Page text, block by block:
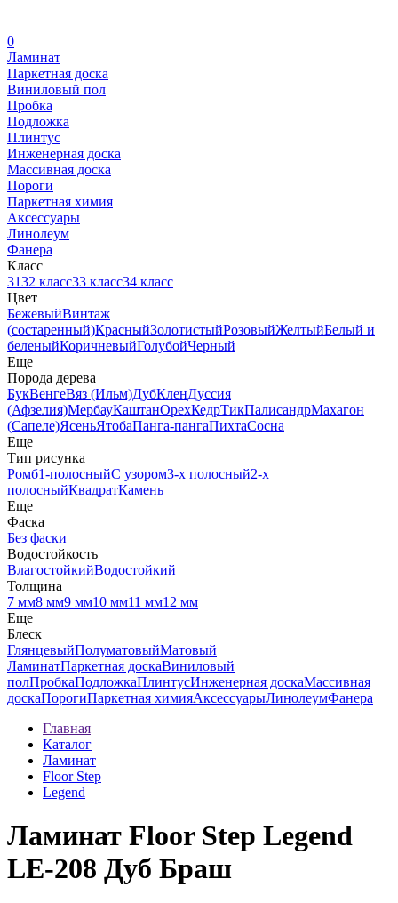
0
Ламинат
Паркетная доска
Виниловый пол
Пробка
Подложка
Плинтус
Инженерная доска
Массивная доска
Пороги
Паркетная химия
Аксессуары
Линолеум
Фанера
Класс
3132 класс33 класс34 класс
Цвет
БежевыйВинтаж
(состаренный)КрасныйЗолотистыйРозовыйЖелтыйБелый и
беленыйКоричневыйГолубойЧерный
Еще
Порода дерева
БукВенгеВяз (Ильм)ДубКленДуссия
(Афзелия)МербауКаштанОрехКедрТикПалисандрМахагон
(Сапеле)ЯсеньЯтобаПанга-пангаПихтаСосна
Еще
Тип рисунка
Ромб1-полосныйС узором3-х полосный2-х
полосныйКвадратКамень
Еще
Фаска
Без фаски
Водостойкость
ВлагостойкийВодостойкий
Толщина
7 мм8 мм9 мм10 мм11 мм12 мм
Еще
Блеск
ГлянцевыйПолуматовыйМатовый
ЛаминатПаркетная доскаВиниловый
полПробкаПодложкаПлинтусИнженерная доскаМассивная
доскаПорогиПаркетная химияАксессуарыЛинолеумФанера
Главная
Каталог
Ламинат
Floor Step
Legend
Ламинат Floor Step Legend
LE-208 Дуб Браш